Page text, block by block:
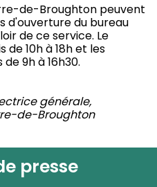
de-Broughton peuvent
d'ouverture du bureau
de ce service. Le
de 10h à 18h et les
9h à 16h30.
générale,
de-Broughton
presse